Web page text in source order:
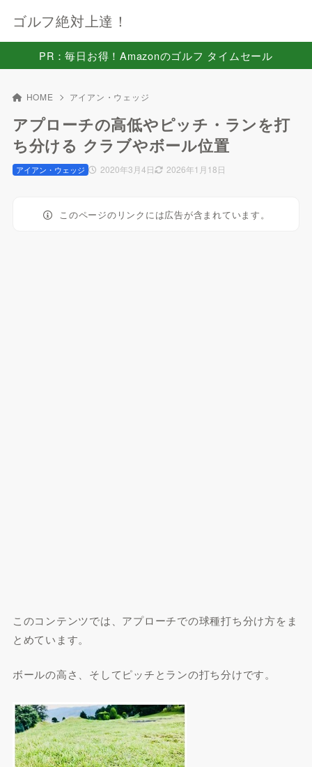
ゴルフ絶対上達！
PR：毎日お得！Amazonのゴルフ タイムセール
HOME アイアン・ウェッジ
アプローチの高低やピッチ・ランを打
ち分ける クラブやボール位置
2020年3月4日 2026年1月18日
アイアン・ウェッジ
このページのリンクには広告が含まれています。
このコンテンツでは、アプローチでの球種打ち分け方をま
とめています。
ボールの高さ、そしてピッチとランの打ち分けです。